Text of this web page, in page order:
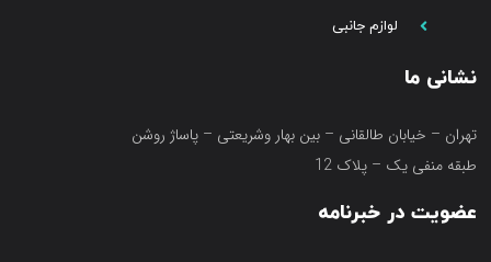
لوازم جانبی
نشانی ما
تهران – خیابان طالقانی – بین بهار وشریعتی – پاساژ روشن
طبقه منفی یک – پلاک 12
عضویت در خبرنامه